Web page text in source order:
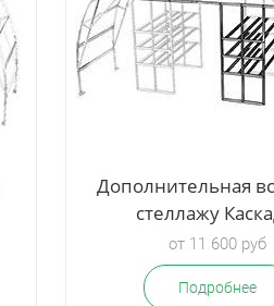
Дополнительная
стеллажу
от 11 600 руб
Подробнее